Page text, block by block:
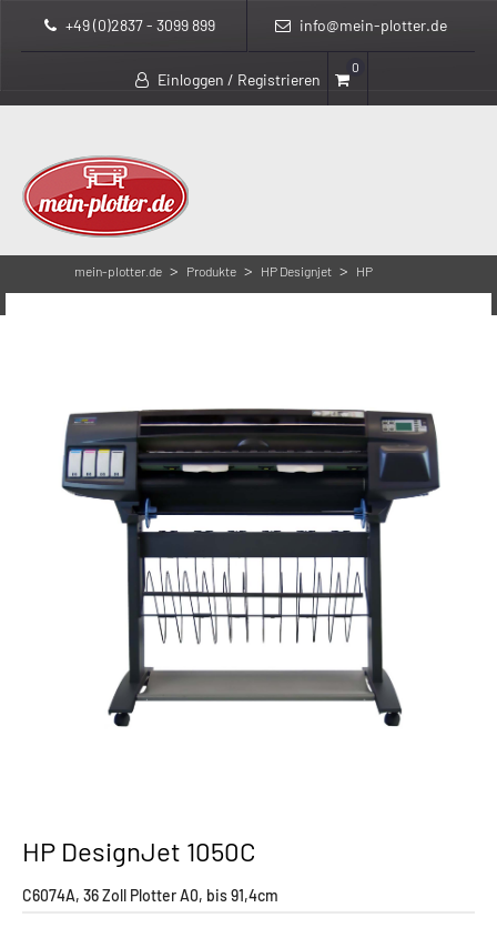
+49 (0)2837 - 3099 899 info@mein-plotter.de
Einloggen / Registrieren
0
mein-plotter.de > Produkte > HP Designjet >
HP
>
HP DesignJet 1050C
C6074A, 36 Zoll Plotter A0, bis 91,4cm